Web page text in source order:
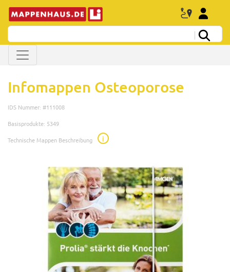
Infomappen Osteoporose
IDS Nummer: #111008
Basisprodukte: 5349
Technische Mappen Beschreibung
i